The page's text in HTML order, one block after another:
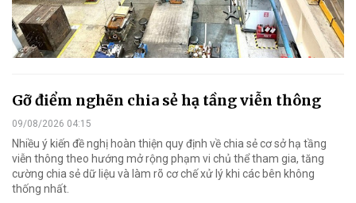
Gỡ điểm nghẽn chia sẻ hạ tầng viễn thông
09/08/2026 04:15
Nhiều ý kiến đề nghị hoàn thiện quy định về chia sẻ cơ sở hạ tầng
viễn thông theo hướng mở rộng phạm vi chủ thể tham gia, tăng
cường chia sẻ dữ liệu và làm rõ cơ chế xử lý khi các bên không
thống nhất.